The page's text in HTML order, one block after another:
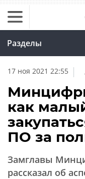
Разделы
17 ноя 2021 22:55 |
как
ПО за
Замглавы
рассказал об